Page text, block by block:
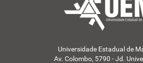
Universidade Estadual de
Av. Colombo, 5790 - Jd.